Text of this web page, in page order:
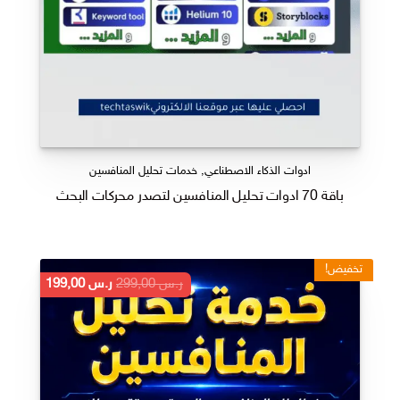
ادوات الذكاء الاصطناعي, خدمات تحليل المنافسين
باقة 70 ادوات تحليل المنافسين لتصدر محركات البحث
تخفيض!
ر.س299,00
السعر
الأصلي
هو:
ر.س 299,00.
ر.س199,00